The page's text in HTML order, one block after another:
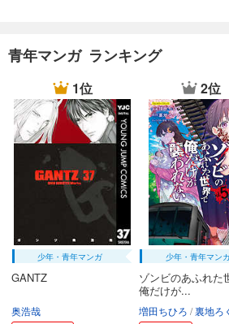
青年マンガ ランキング
1位
少年・青年マンガ
GANTZ
奥浩哉
2位
少年・青年マン
ゾンビのあふれた
俺だけが...
増田ちひろ 裏地ろ